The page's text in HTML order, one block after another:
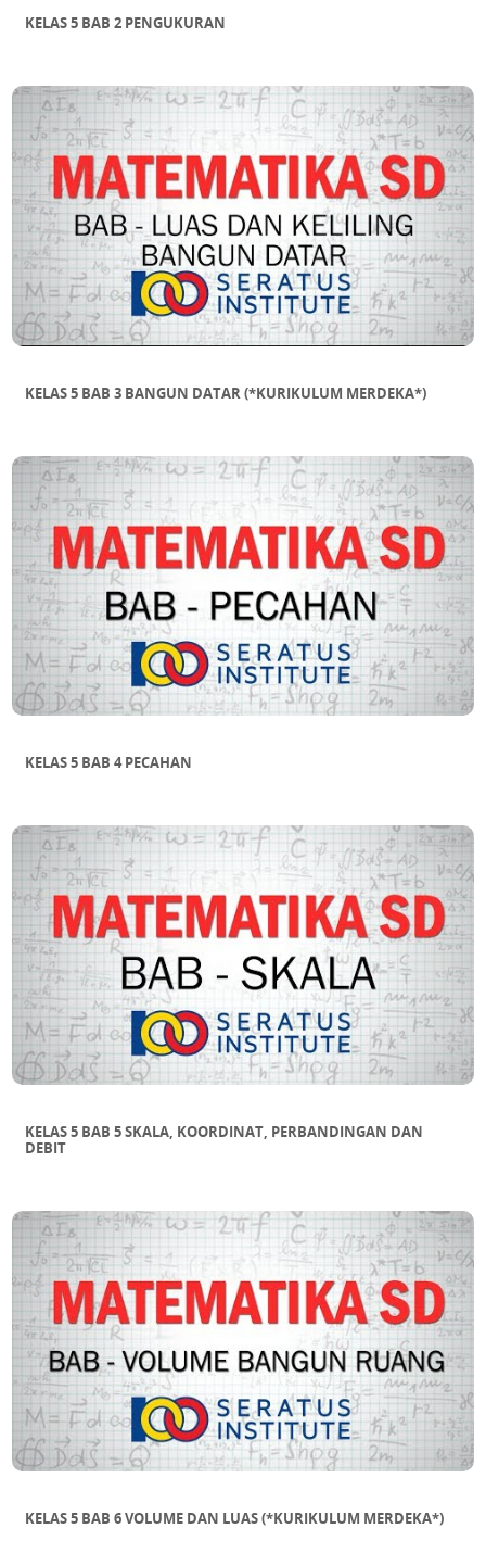
KELAS 5 BAB 2 PENGUKURAN
KELAS 5 BAB 3 BANGUN DATAR (*KURIKULUM MERDEKA*)
KELAS 5 BAB 4 PECAHAN
KELAS 5 BAB 5 SKALA, KOORDINAT, PERBANDINGAN DAN
DEBIT
KELAS 5 BAB 6 VOLUME DAN LUAS (*KURIKULUM MERDEKA*)